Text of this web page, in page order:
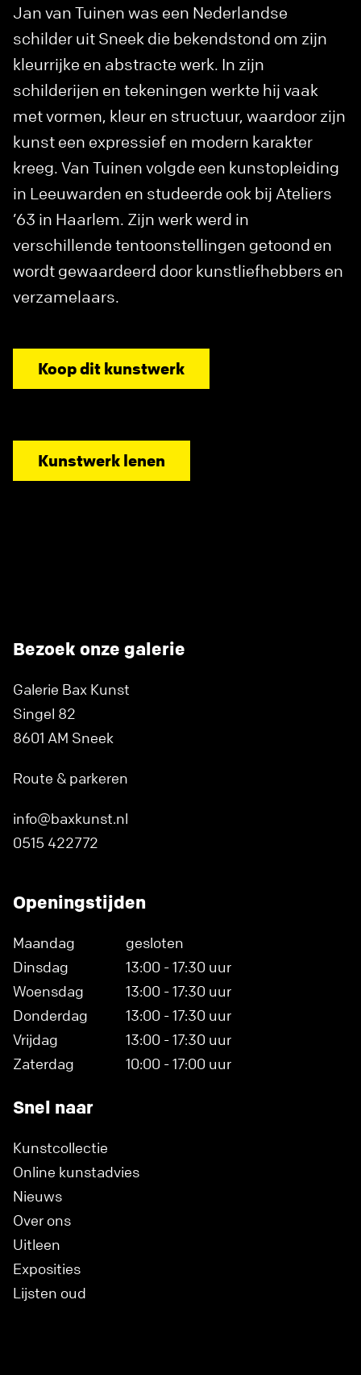
Jan van Tuinen was een Nederlandse
schilder uit Sneek die bekendstond om zijn
kleurrijke en abstracte werk. In zijn
schilderijen en tekeningen werkte hij vaak
met vormen, kleur en structuur, waardoor zijn
kunst een expressief en modern karakter
kreeg. Van Tuinen volgde een kunstopleiding
in Leeuwarden en studeerde ook bij Ateliers
’63 in Haarlem. Zijn werk werd in
verschillende tentoonstellingen getoond en
wordt gewaardeerd door kunstliefhebbers en
verzamelaars.
Koop dit kunstwerk
Kunstwerk lenen
Bezoek onze galerie
Galerie Bax Kunst
Singel 82
8601 AM Sneek
Route & parkeren
info@baxkunst.nl
0515 422772
Openingstijden
Maandag
gesloten
Dinsdag
13:00 - 17:30 uur
Woensdag
13:00 - 17:30 uur
Donderdag
13:00 - 17:30 uur
Vrijdag
13:00 - 17:30 uur
Zaterdag
10:00 - 17:00 uur
Snel naar
Kunstcollectie
Online kunstadvies
Nieuws
Over ons
Uitleen
Exposities
Lijsten oud